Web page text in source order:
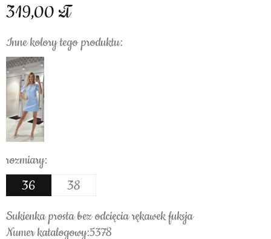
319,00
Inne kolory tego produktu:
rozmiary:
36 38
Sukienka prosta bez odcięcia rękawek fuksja
Numer katalogowy:5378